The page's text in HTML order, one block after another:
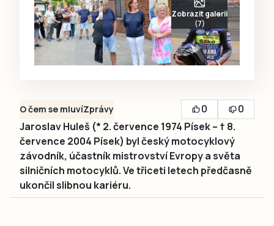
Zobrazit galerii
(7)
O čem se mluvíZprávy 0
0
Jaroslav Huleš (* 2. července 1974 Písek – † 8.
července 2004 Písek) byl český motocyklový
závodník, účastník mistrovství Evropy a světa
silničních motocyklů. Ve třiceti letech předčasně
ukončil slibnou kariéru.